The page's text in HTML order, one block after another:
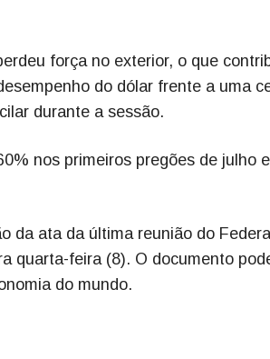
força no exterior, o que
do dólar frente a uma
durante a sessão.
nos primeiros pregões de julho
da ata da última reunião do
quarta-feira (8). O documento
do mundo.